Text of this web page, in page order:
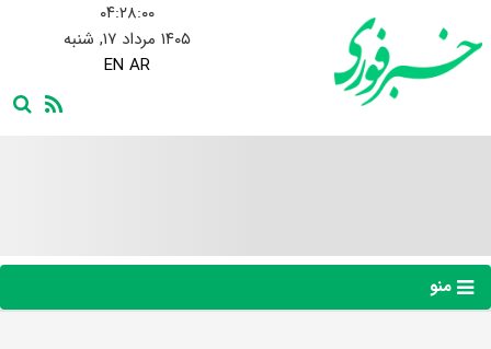
۰۴:۲۸:۰۱
۱۴۰۵ مرداد ۱۷, شنبه
EN AR
منو